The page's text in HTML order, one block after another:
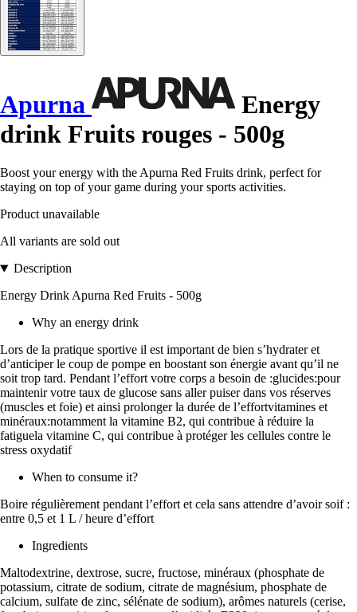
Apurna
Energy
drink Fruits rouges - 500g
Boost your energy with the Apurna Red Fruits drink, perfect for
staying on top of your game during your sports activities.
Product unavailable
All variants are sold out
Description
Energy Drink Apurna Red Fruits - 500g
Why an energy drink
Lors de la pratique sportive il est important de bien s’hydrater et
d’anticiper le coup de pompe en boostant son énergie avant qu’il ne
soit trop tard. Pendant l’effort votre corps a besoin de :glucides:pour
maintenir votre taux de glucose sans aller puiser dans vos réserves
(muscles et foie) et ainsi prolonger la durée de l’effortvitamines et
minéraux:notamment la vitamine B2, qui contribue à réduire la
fatiguela vitamine C, qui contribue à protéger les cellules contre le
stress oxydatif
When to consume it?
Boire régulièrement pendant l’effort et cela sans attendre d’avoir soif :
entre 0,5 et 1 L / heure d’effort
Ingredients
Maltodextrine, dextrose, sucre, fructose, minéraux (phosphate de
potassium, citrate de sodium, citrate de magnésium, phosphate de
calcium, sulfate de zinc, sélénate de sodium), arômes naturels (cerise,